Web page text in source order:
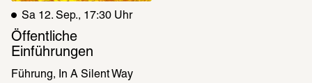
Sa 12. Sep., 17:30 Uhr
Öffentliche
Einführungen
Führung In A Silent Way